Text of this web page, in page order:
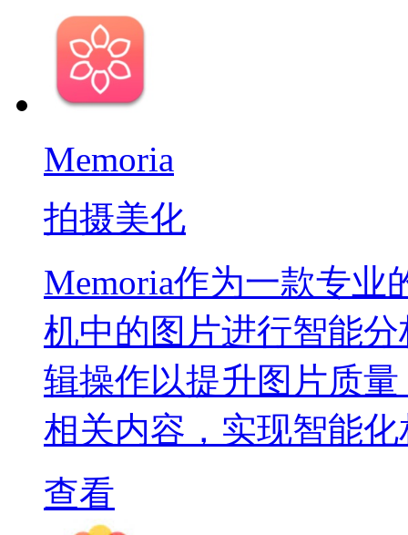
Memoria
拍摄美化
Memoria作为一款专业
机中的图片进行智能
辑操作以提升图片质
相关内容，实现智能
查看